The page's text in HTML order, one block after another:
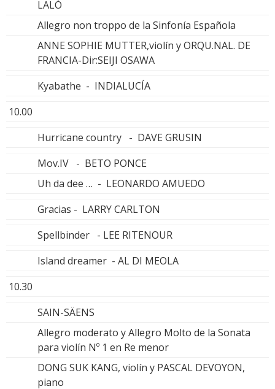
LALÓ
Allegro non troppo de la Sinfonía Española
ANNE SOPHIE MUTTER,violín y ORQU.NAL. DE
FRANCIA-Dir:SEIJI OSAWA
Kyabathe - INDIALUCÍA
10.00
Hurricane country - DAVE GRUSIN
Mov.IV - BETO PONCE
Uh da dee … - LEONARDO AMUEDO
Gracias - LARRY CARLTON
Spellbinder - LEE RITENOUR
Island dreamer - AL DI MEOLA
10.30
SAIN-SÄENS
Allegro moderato y Allegro Molto de la Sonata
para violín Nº 1 en Re menor
DONG SUK KANG, violín y PASCAL DEVOYON,
piano